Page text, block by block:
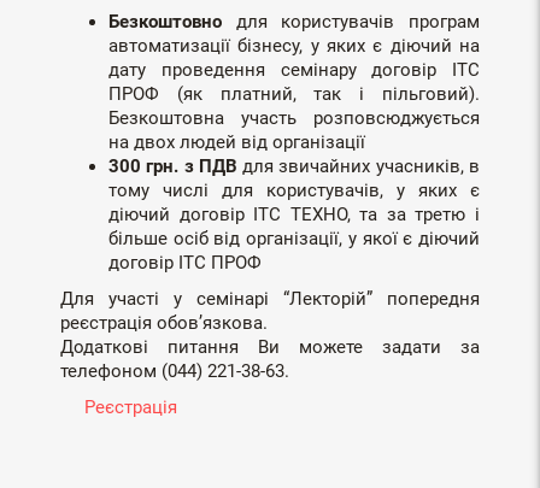
Безкоштовно для користувачів програм
автоматизації бізнесу, у яких є діючий на
дату проведення семінару договір ІТС
ПРОФ (як платний, так і пільговий).
Безкоштовна участь розповсюджується
на двох людей від організації
300 грн. з ПДВ для звичайних учасників, в
тому числі для користувачів, у яких є
діючий договір ІТС ТЕХНО, та за третю і
більше осіб від організації, у якої є діючий
договір ІТС ПРОФ
Для участі у семінарі “Лекторій” попередня
реєстрація обов’язкова.
Додаткові питання Ви можете задати за
телефоном (044) 221-38-63.
Реєстрація